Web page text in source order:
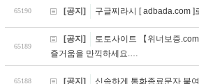
65190 [공지] 구글찌라시 [ adbada.com ]
65189
[공지]
토토사이트 【위너보증
즐거움을 만끽하세요.…
65188 [공지] 신속하게 통화종료문자 붙